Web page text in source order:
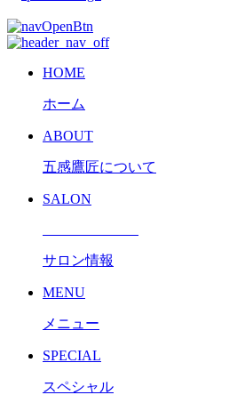
HOME
ホーム
ABOUT
五感鷹匠について
SALON
サロン情報
MENU
メニュー
SPECIAL
スペシャル